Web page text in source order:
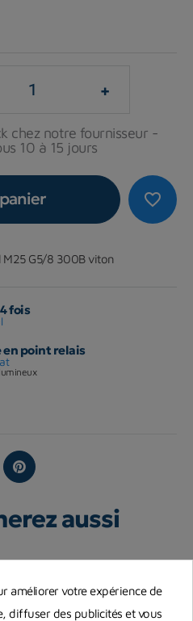
+
chez notre fournisseur -
10 à 15 jours
favorite_border
M25 G5/8 300B viton
fois
point relais
aussi
améliorer votre expérience de
diffuser des publicités et vous